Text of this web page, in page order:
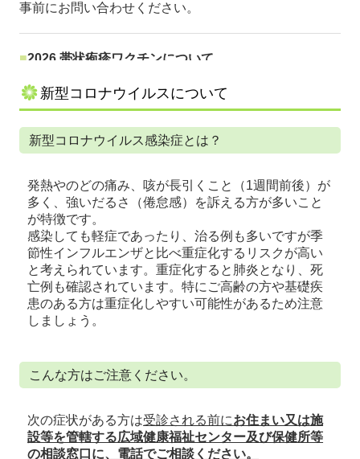
事前にお問い合わせください。
■2026 帯状疱疹ワクチンについて
能に「50歳以上の帯状疱疹の予防」の追加を承認して
います。80歳までに3人に1人が発症すると言われてお
り7割以上が50歳以上の方です。ワクチンでの予防をお
すすめいたします。
ページに記載しています。
■2024 B型肝炎定期接種について
平成28年10月1日よりB型肝炎ワクチンが定期接種と
なっています。
対象年齢：1歳未満（生後2カ月以上9カ月未満）
詳しい情報はこちらのページをご覧ください。
→ お役立ち医療情報
新型コロナウイルスについて
新型コロナウイルス感染症とは？
発熱やのどの痛み、咳が長引くこと（1週間前後）が
多く、強いだるさ（倦怠感）を訴える方が多いこと
が特徴です。
感染しても軽症であったり、治る例も多いですが季
節性インフルエンザと比べ重症化するリスクが高い
と考えられています。重症化すると肺炎となり、死
亡例も確認されています。特にご高齢の方や基礎疾
患のある方は重症化しやすい可能性があるため注意
しましょう。
こんな方はご注意ください。
次の症状がある方は受診される前にお住まい又は施
設等を管轄する広域健康福祉センター及び保健所等
の相談窓口に、電話でご相談ください。